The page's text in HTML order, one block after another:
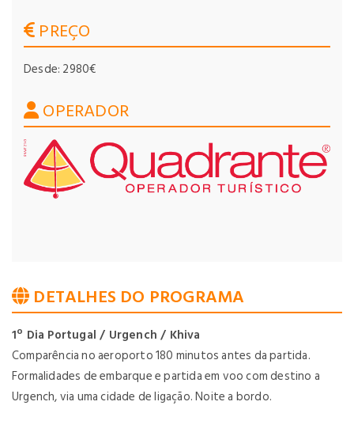
PREÇO
Desde: 2980€
OPERADOR
DETALHES DO PROGRAMA
1º Dia Portugal / Urgench / Khiva
Comparência no aeroporto 180 minutos antes da partida.
Formalidades de embarque e partida em voo com destino a
Urgench, via uma cidade de ligação. Noite a bordo.